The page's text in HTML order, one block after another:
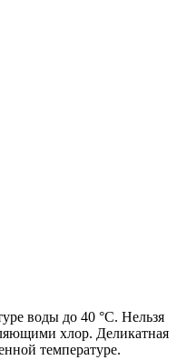
воды до 40 °C. Нельзя
хлор. Деликатная
температуре.